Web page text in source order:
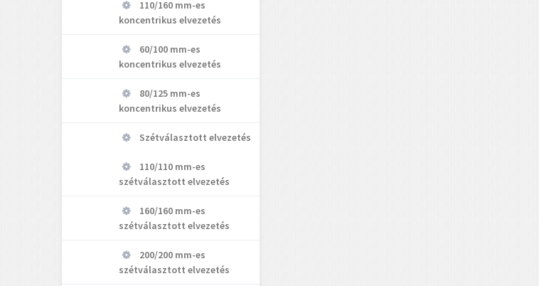
110/160 mm-es
koncentrikus elvezetés
60/100 mm-es
koncentrikus elvezetés
80/125 mm-es
koncentrikus elvezetés
Szétválasztott elvezetés
110/110 mm-es
szétválasztott elvezetés
160/160 mm-es
szétválasztott elvezetés
200/200 mm-es
szétválasztott elvezetés